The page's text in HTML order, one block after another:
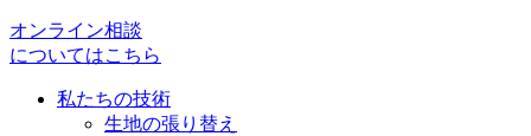
ー
オンライン相談
についてはこちら
私たちの技術
生地の張り替え